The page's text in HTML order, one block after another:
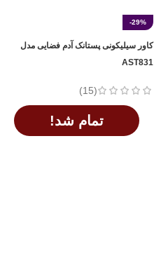
-29%
کاور سیلیکونی پستانک آدم فضایی مدل
AST831
(15)
تمام شد!